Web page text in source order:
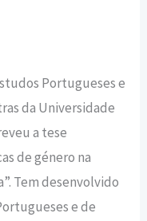
Portugueses e
da Universidade
a tese
de género na
Tem desenvolvido
e de